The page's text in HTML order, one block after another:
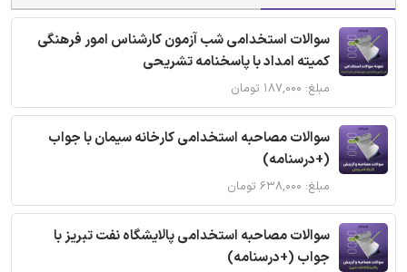
سوالات استخدامی شب آزمون کارشناس امور فرهنگی
کمیته امداد با پاسخنامه تشریحی
مبلغ: ۱۸۷,۰۰۰ تومان
سوالات مصاحبه استخدامی کارخانه سیمان با جواب
(+درسنامه)
مبلغ: ۶۳۸,۰۰۰ تومان
سوالات مصاحبه استخدامی پالایشگاه نفت تبریز با
جواب (+درسنامه)